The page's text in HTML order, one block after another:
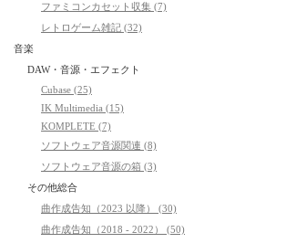
ファミコンカセット収集 (7)
レトロゲーム雑記 (32)
音楽
DAW・音源・エフェクト
Cubase (25)
IK Multimedia (15)
KOMPLETE (7)
ソフトウェア音源関連 (8)
ソフトウェア音源の箱 (3)
その他総合
曲作成告知（2023 以降） (30)
曲作成告知（2018 - 2022） (50)